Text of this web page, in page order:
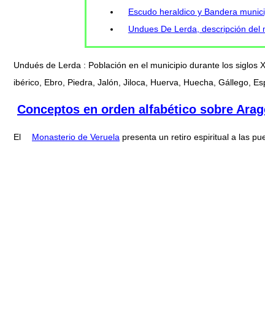
Escudo heraldico y Bandera
Undues De Lerda, descripción del
Undués de Lerda : Población en el municipio durante los siglos
ibérico, Ebro, Piedra, Jalón, Jiloca, Huerva, Huecha, Gállego,
Conceptos en orden alfabético sobre
El Monasterio de Veruela presenta un retiro espiritual a las